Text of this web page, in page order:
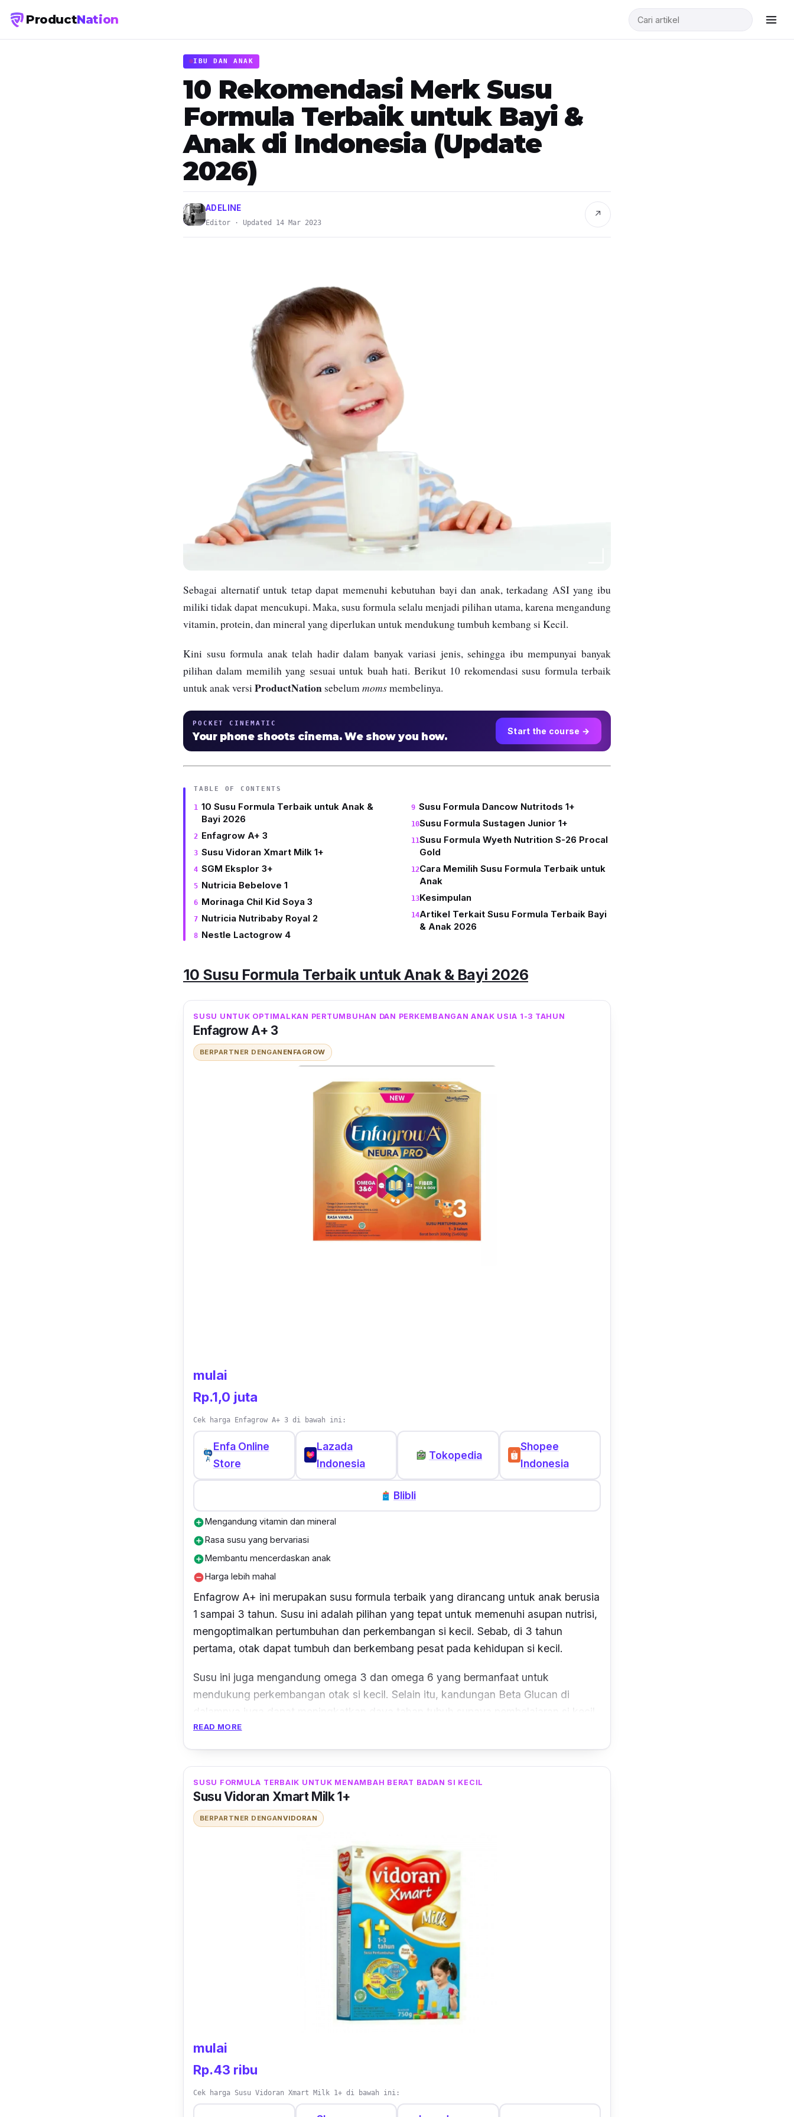
ProductNation
IBU DAN ANAK
10 Rekomendasi Merk Susu
Formula Terbaik untuk Bayi &
Anak di Indonesia (Update
2026)
ADELINE
Editor · Updated 14 Mar 2023
↗
Sebagai alternatif untuk tetap dapat memenuhi kebutuhan bayi dan anak, terkadang ASI yang ibu
miliki tidak dapat mencukupi. Maka, susu formula selalu menjadi pilihan utama, karena mengandung
vitamin, protein, dan mineral yang diperlukan untuk mendukung tumbuh kembang si Kecil.
Kini susu formula anak telah hadir dalam banyak variasi jenis, sehingga ibu mempunyai banyak
pilihan dalam memilih yang sesuai untuk buah hati. Berikut 10 rekomendasi susu formula terbaik
untuk anak versiProductNation sebelummomsmembelinya.
POCKET CINEMATIC
Your phone shoots cinema. We show you how. Start the course →
TABLE OF CONTENTS
10 Susu Formula Terbaik untuk Anak &
Bayi 2026
Enfagrow A+ 3
Susu Vidoran Xmart Milk 1+
SGM Eksplor 3+
Nutricia Bebelove 1
Morinaga Chil Kid Soya 3
Nutricia Nutribaby Royal 2
Nestle Lactogrow 4
Susu Formula Dancow Nutritods 1+
Susu Formula Sustagen Junior 1+
Susu Formula Wyeth Nutrition S-26 Procal
Gold
Cara Memilih Susu Formula Terbaik untuk
Anak
Kesimpulan
Artikel Terkait Susu Formula Terbaik Bayi
& Anak 2026
10 Susu Formula Terbaik untuk Anak & Bayi 2026
SUSU UNTUK OPTIMALKAN PERTUMBUHAN DAN PERKEMBANGAN ANAK USIA 1-3 TAHUN
Enfagrow A+ 3
BERPARTNER DENGAN ENFAGROW
mulai
Rp.1,0 juta
Cek harga Enfagrow A+ 3 di bawah ini:
Enfa Online
Store
Lazada
Indonesia
Tokopedia
Shopee
Indonesia
Blibli
add_circleMengandung vitamin dan mineral
add_circleRasa susu yang bervariasi
add_circleMembantu mencerdaskan anak
remove_circleHarga lebih mahal
Enfagrow A+ ini merupakan susu formula terbaik yang dirancang untuk anak berusia
1 sampai 3 tahun. Susu ini adalah pilihan yang tepat untuk memenuhi asupan nutrisi,
mengoptimalkan pertumbuhan dan perkembangan si kecil. Sebab, di 3 tahun
pertama, otak dapat tumbuh dan berkembang pesat pada kehidupan si kecil.
Susu ini juga mengandung omega 3 dan omega 6 yang bermanfaat untuk
mendukung perkembangan otak si kecil. Selain itu, kandungan Beta Glucan di
dalamnya juga dapat meningkatkan daya tahan tubuh supaya pembelajaran si kecil
berlangsung lebih baik.
tertinggi, membuat susu ini dapat dijadikan sebagai nutrisi untuk perkembangan
otak si kecil. Penuhi kebutuhan nutrisi anak dengan mengonsumsi Enfagrow A+
setiap hari!
READ MORE
SUSU FORMULA TERBAIK UNTUK MENAMBAH BERAT BADAN SI KECIL
Susu Vidoran Xmart Milk 1+
BERPARTNER DENGANVIDORAN
mulai
Rp.43 ribu
Cek harga Susu Vidoran Xmart Milk 1+ di bawah ini: